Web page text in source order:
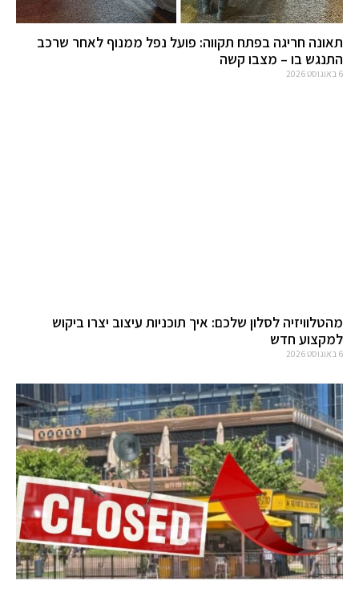
תאונה חריגה בפתח תקווה: פועל נפל ממנוף לאחר שרכב
התנגש בו – מצבו קשה
6 באוגוסט 2026
מהטלוויזיה לסלון שלכם: איך תוכניות עיצוב יצרו ביקוש
למקצוע חדש
6 באוגוסט 2026